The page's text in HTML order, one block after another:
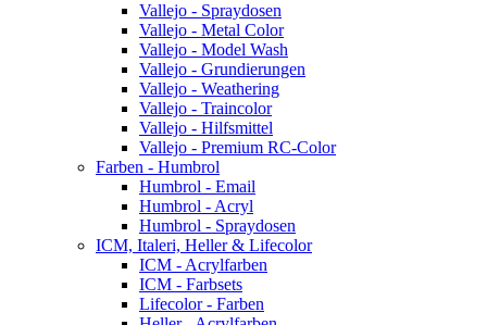
Vallejo - Spraydosen
Vallejo - Metal Color
Vallejo - Model Wash
Vallejo - Grundierungen
Vallejo - Weathering
Vallejo - Traincolor
Vallejo - Hilfsmittel
Vallejo - Premium RC-Color
Farben - Humbrol
Humbrol - Email
Humbrol - Acryl
Humbrol - Spraydosen
ICM, Italeri, Heller & Lifecolor
ICM - Acrylfarben
ICM - Farbsets
Lifecolor - Farben